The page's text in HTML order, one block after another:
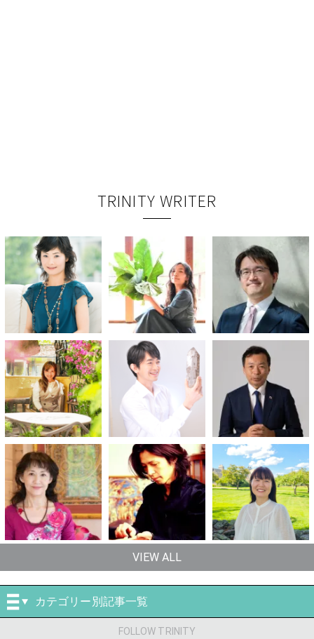
TRINITY WRITER
VIEW ALL
カテゴリー別記事一覧
FOLLOW TRINITY